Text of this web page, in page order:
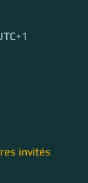
invités